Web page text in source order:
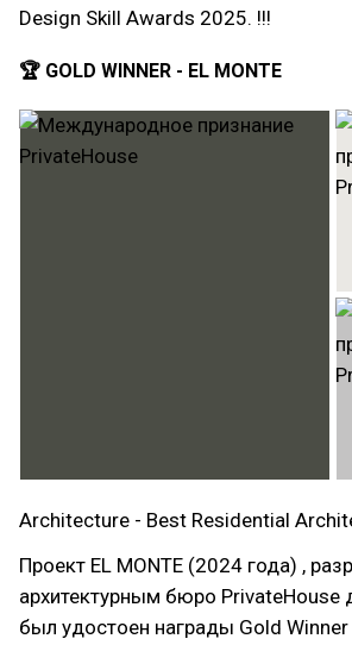
Design Skill Awards 2025. !!!
🏆 GOLD WINNER - EL MONTE
Architecture - Best Residential
Проект EL MONTE (2024 года) ,
архитектурным бюро PrivateHouse
был удостоен награды Gold